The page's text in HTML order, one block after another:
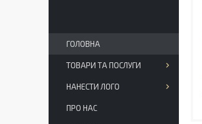
ГОЛОВНА
ТОВАРИ ТА ПОСЛУГИ
НАНЕСТИ ЛОГО
ПРО НАС